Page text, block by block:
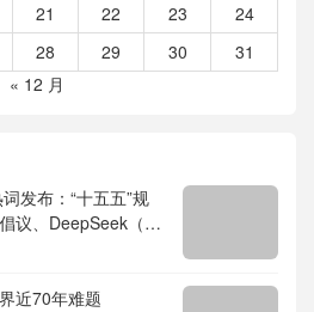
21 22 23
24
28 29 30
31
« 12 月
发布：“十五五”规
议、DeepSeek（深
超、票根经济、育
近70年难题